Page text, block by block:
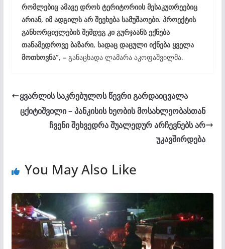
რომლებიც ამავე დროს ტერიტორიის მესაკუთრეებიც
არიან, იმ ადგილს არ შეეხება სამუშაოები. პროექტის
განხორციელების შემდეგ კი გურჯაანს ექნება
თანამედროვე ბაზარი, სადაც დაცული იქნება ყველა
მოთხოვნა”, –განაცხადა ლამარა აკოფაშვილმა.
ყვარლის საკრებულოს წევრი გარდაიცვალა
ცქიტიშვილი – პანკისის ხეობის მოსახლეობასთან
ჩვენი შეხვედრა შუალედურ არჩევნებს არ
უკავშირდება
You May Also Like